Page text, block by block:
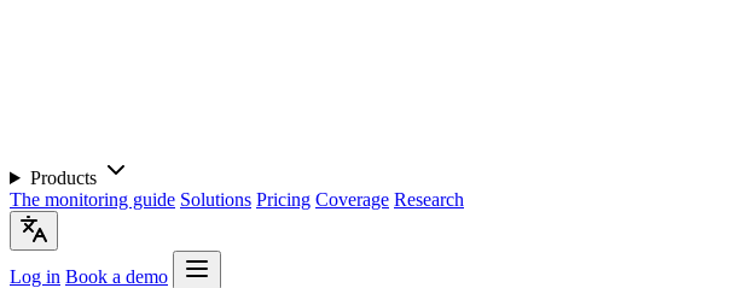
Products
The monitoring guide Solutions Pricing Coverage Research
Log in Book a demo